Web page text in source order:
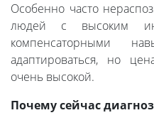
Особенно часто
людей с высоким
компенсаторными
адаптироваться, но
очень высокой.
Почему сейчас